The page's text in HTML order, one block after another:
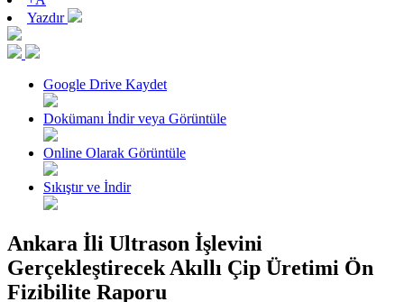
Yazdır
Google Drive Kaydet
Dokümanı İndir veya Görüntüle
Online Olarak Görüntüle
Sıkıştır ve İndir
Ankara İli Ultrason İşlevini
Gerçekleştirecek Akıllı Çip Üretimi Ön
Fizibilite Raporu